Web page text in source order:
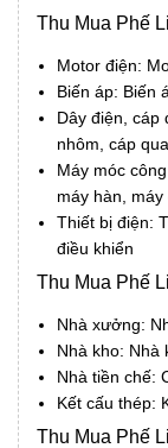
Thu Mua Phế
Motor điện:
Biến áp: Biến
Dây điện, cáp
nhôm, cáp
Máy móc
máy hàn, máy
Thiết bị điện:
điều khiển
Thu Mua Phế
Nhà xưởng:
Nhà kho: Nhà
Nhà tiền chế:
Kết cấu thép:
Thu Mua Phế